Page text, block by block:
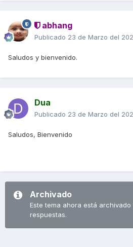
abhang
Publicado 23 de Marzo del
Saludos y bienvenido.
Dua
Publicado 23 de Marzo del
Saludos, Bienvenido
Archivado
Este tema ahora está
respuestas.